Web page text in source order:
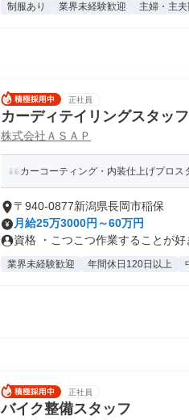
制服あり 業界未経験歓迎 主婦・主夫
正社員
カーディテイリングスタッフ
株式会社ＡＳＡＰ
カーコーティング・内装仕上げプロ
〒940-0877新潟県長岡市稲保
月給25万3000円～60万円
資格 ・こつこつ作業することが
業界未経験歓迎 年間休日120日以上
正社員
バイク整備スタッフ